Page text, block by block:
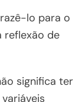
lo para o
reflexão de
significa ter